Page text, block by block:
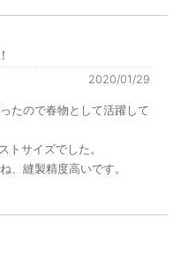
2020/01/29
たので春物として活躍して
トサイズでした。
、縫製精度高いです。